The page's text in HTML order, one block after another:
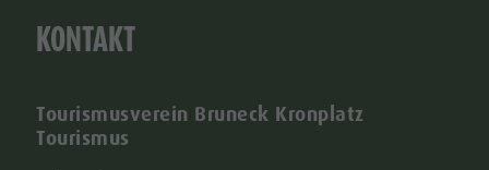
KONTAKT
Tourismusverein Bruneck Kronplatz
Tourismus